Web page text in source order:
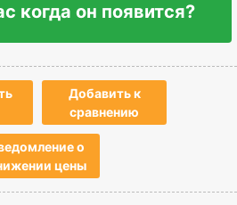
когда он появится?
Добавить к
сравнению
о
цены